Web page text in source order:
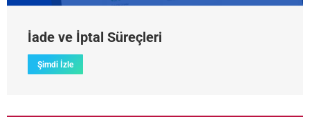
İade ve İptal Süreçleri
Şimdi İzle